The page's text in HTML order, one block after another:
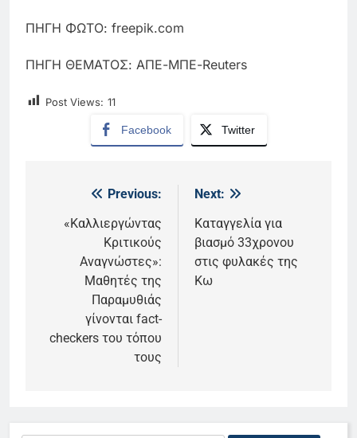
ΠΗΓΗ ΦΩΤΟ: freepik.com
ΠΗΓΗ ΘΕΜΑΤΟΣ: ΑΠΕ-ΜΠΕ-Reuters
Post Views: 11
Facebook Twitter
Πλοήγηση
άρθρων
Previous:
«Καλλιεργώντας
Κριτικούς
Αναγνώστες»:
Μαθητές της
Παραμυθιάς
γίνονται fact-
checkers του τόπου
τους
Next:
Καταγγελία για
βιασμό 33χρονου
στις φυλακές της
Κω